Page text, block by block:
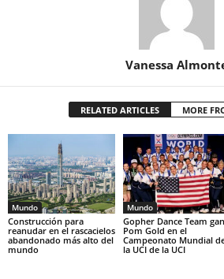
Vanessa
RELATED ARTICLES MORE
Mundo
Construcción para
reanudar en el rascacielos
abandonado más alto del
mundo
Mundo
Gopher Dance Team
Pom Gold en el
Campeonato Mundial
la UCI de la UCI